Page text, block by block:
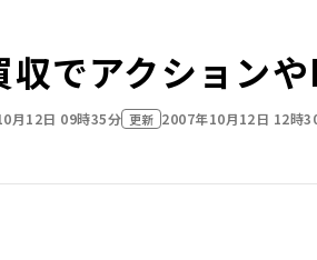
収でアクション
月12日 09時35分 更新 2007年10月12日 12時